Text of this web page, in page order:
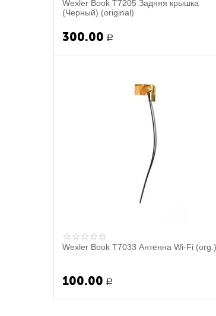
Wexler Book T7205 Задняя крышка
(Черный) (original)
300.00 Р
Wexler Book T7033 Антенна Wi-Fi (org.)
100.00 Р